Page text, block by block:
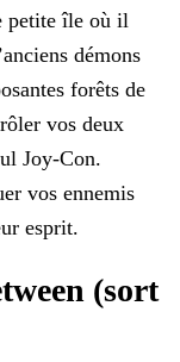
petite île où il
démons
forêts de
vos deux
Joy-Con.
vos ennemis
esprit.
(sort